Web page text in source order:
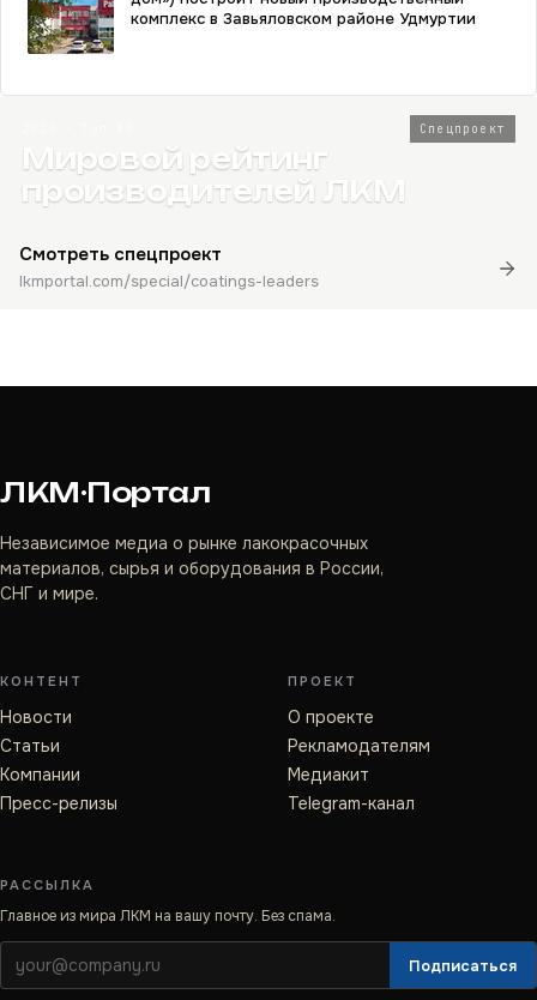
комплекс в Завьяловском районе Удмуртии
Спецпроект
Мировой рейтинг
производителей ЛКМ
Смотреть спецпроект
lkmportal.com/special/coatings-leaders
ЛКМ·Портал
Независимое медиа о рынке лакокрасочных
материалов, сырья и оборудования в России,
СНГ и мире.
КОНТЕНТ
Новости
Статьи
Компании
Пресс-релизы
ПРОЕКТ
О проекте
Рекламодателям
Медиакит
Telegram-канал
РАССЫЛКА
Главное из мира ЛКМ на вашу почту. Без спама.
Подписаться